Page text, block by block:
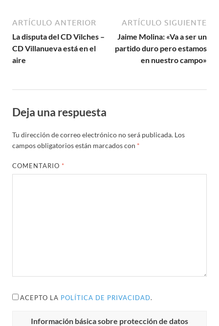
ARTÍCULO ANTERIOR
La disputa del CD Vilches –
CD Villanueva está en el
aire
ARTÍCULO SIGUIENTE
Jaime Molina: «Va a ser un
partido duro pero estamos
en nuestro campo»
Deja una respuesta
Tu dirección de correo electrónico no será publicada. Los
campos obligatorios están marcados con *
COMENTARIO *
ACEPTO LA POLÍTICA DE PRIVACIDAD.
Información básica sobre protección de datos